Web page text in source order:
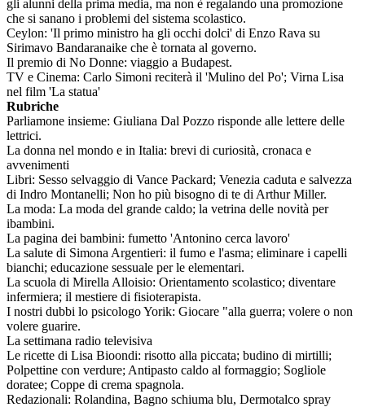
gli alunni della prima media, ma non è regalando una promozione
che si sanano i problemi del sistema scolastico.
Ceylon: 'Il primo ministro ha gli occhi dolci' di Enzo Rava su
Sirimavo Bandaranaike che è tornata al governo.
Il premio di No Donne: viaggio a Budapest.
TV e Cinema: Carlo Simoni reciterà il 'Mulino del Po'; Virna Lisa
nel film 'La statua'
Rubriche
Parliamone insieme: Giuliana Dal Pozzo risponde alle lettere delle
lettrici.
La donna nel mondo e in Italia: brevi di curiosità, cronaca e
avvenimenti
Libri: Sesso selvaggio di Vance Packard; Venezia caduta e salvezza
di Indro Montanelli; Non ho più bisogno di te di Arthur Miller.
La moda: La moda del grande caldo; la vetrina delle novità per
ibambini.
La pagina dei bambini: fumetto 'Antonino cerca lavoro'
La salute di Simona Argentieri: il fumo e l'asma; eliminare i capelli
bianchi; educazione sessuale per le elementari.
La scuola di Mirella Alloisio: Orientamento scolastico; diventare
infermiera; il mestiere di fisioterapista.
I nostri dubbi lo psicologo Yorik: Giocare "alla guerra; volere o non
volere guarire.
La settimana radio televisiva
Le ricette di Lisa Bioondi: risotto alla piccata; budino di mirtilli;
Polpettine con verdure; Antipasto caldo al formaggio; Sogliole
doratee; Coppe di crema spagnola.
Redazionali: Rolandina, Bagno schiuma blu, Dermotalco spray